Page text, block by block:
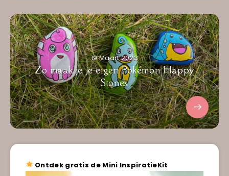
19 Maart 2023
Zo maak je je eigen Pokémon Happy
Stones
Ontdek gratis de Mini InspiratieKit